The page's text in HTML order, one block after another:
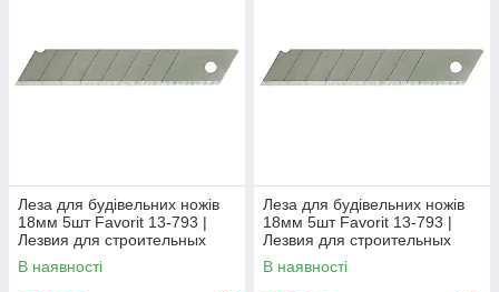
Леза для будівельних ножів
18мм 5шт Favorit 13-793 |
Лезвия для строительных
ножей 18мм 5шт Favorit
В наявності
Леза для будівельних ножів
18мм 5шт Favorit 13-793 |
Лезвия для строительных
ножей 18мм 5шт Favorit
В наявності